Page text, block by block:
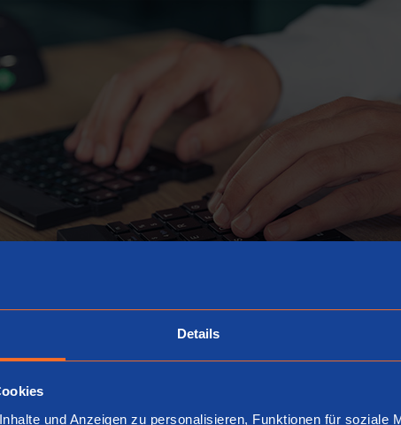
Details
und Anzeigen zu personalisieren, Funktionen für soziale